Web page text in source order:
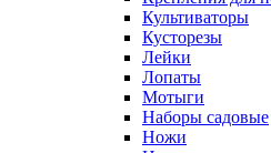
Культиваторы
Кусторезы
Лейки
Лопаты
Мотыги
Наборы садовые
Ножи